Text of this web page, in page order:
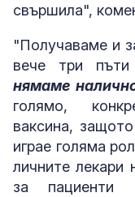
свършила",
"Получаваме и
вече три
нямаме
голямо,
ваксина,
играе голяма
личните лекари
за пациенти